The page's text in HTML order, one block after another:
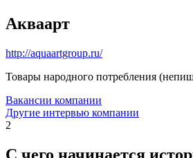
Акваарт
http://aquaartgroup.ru/
Товары народного потребления
Вакансии компании
Другие интервью компании
2
С чего начинается